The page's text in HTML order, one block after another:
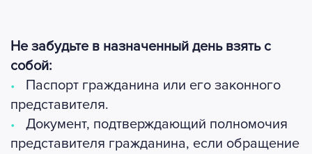
Не забудьте в назначенный день взять с
собой:
Паспорт гражданина или его законного
представителя.
Документ, подтверждающий полномочия
представителя гражданина, если обращение